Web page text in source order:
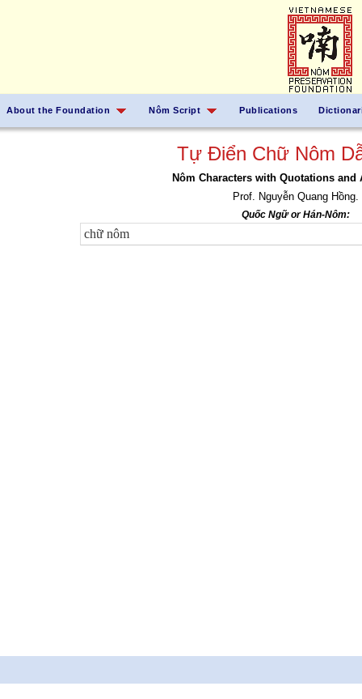
About the Foundation Nôm Script Publications
Tự Điển Chữ Nôm
Nôm Characters with Quotations and
Prof. Nguyễn Quang Hồng.
Quốc Ngữ or Hán-Nôm: